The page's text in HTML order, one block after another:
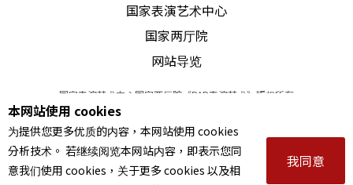
国家表演艺术中心
国家两厅院
网站导览
国家表演艺术中心国家两厅院《PAR表演艺术》版权所有
© 2022Performing arts redefined. All Rights Reserved
统一编号 Tax Id number 00973926
本站所提供相关演出资讯，如有异动应以主办单位公告为准。
服务条款｜隐私权声明｜著作权声明
本网站使用 cookies
为提供您更多优质的内容，本网站使用 cookies
分析技术。 若继续阅览本网站内容，即表示您同
意我们使用 cookies，关于更多 cookies 以及相
我同意